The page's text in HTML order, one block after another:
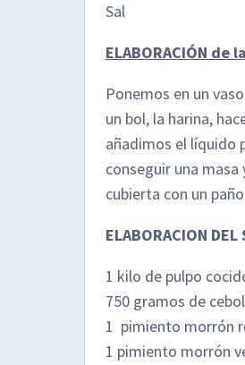
Sal
ELABORACIÓN de
Ponemos en un
un bol, la harina,
añadimos el líquido
conseguir una
cubierta con un
ELABORACION DEL
1 kilo de pulpo
750 gramos de
1 pimiento morrón
1 pimiento morrón